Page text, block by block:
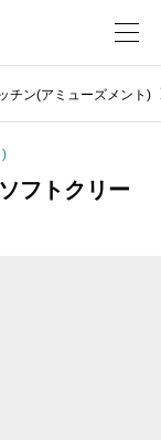
チン(アミューズメント)
)
フトクリー